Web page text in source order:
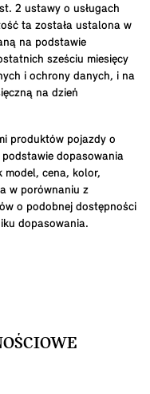
2 ustawy o usługach
ta została ustalona w
na podstawie
sześciu miesięcy
i ochrony danych, i na
na dzień
produktów pojazdy o
dopasowania
model, cena, kolor,
w porównaniu z
o podobnej dostępności
dopasowania.